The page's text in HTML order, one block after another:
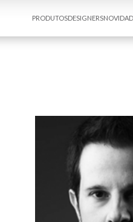
PRODUTOSDESIGNERS